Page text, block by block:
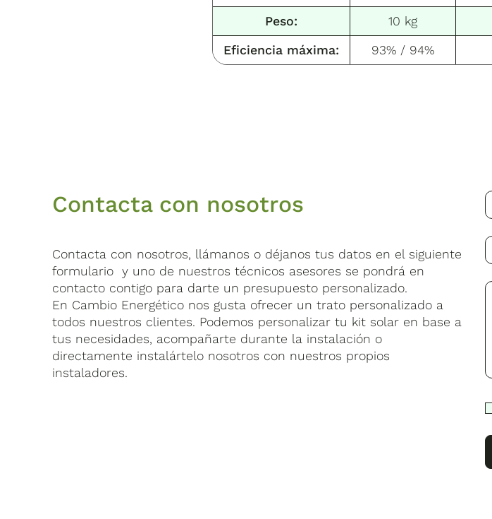
Peso:
10 kg
Eficiencia máxima:
93% / 94%
Contacta con nosotros
Contacta con nosotros, llámanos o déjanos tus datos en el siguiente
formulario y uno de nuestros técnicos asesores se pondrá en
contacto contigo para darte un presupuesto personalizado.
En Cambio Energético nos gusta ofrecer un trato personalizado a
todos nuestros clientes. Podemos personalizar tu kit solar en base a
tus necesidades, acompañarte durante la instalación o
directamente instalártelo nosotros con nuestros propios
instaladores.